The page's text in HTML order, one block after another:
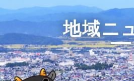
函館センター
新潟センター
お得なセットプラン
料金シミュレーション
サポート
〒992-0044
地域ニ